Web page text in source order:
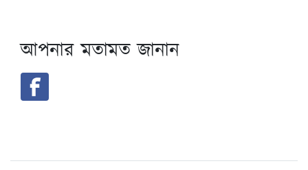
আপনার মতামত জানান